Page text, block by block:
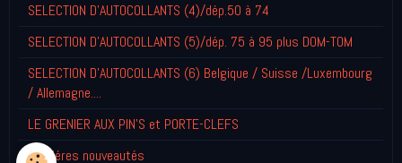
SELECTION D'AUTOCOLLANTS (4)/dép.50 à 74
SELECTION D'AUTOCOLLANTS (5)/dép. 75 à 95 plus DOM-TOM
SELECTION D'AUTOCOLLANTS (6) Belgique / Suisse /Luxembourg
/ Allemagne....
LE GRENIER AUX PIN'S et PORTE-CLEFS
Derniéres nouveautés